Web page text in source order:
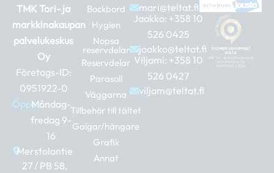
TMK Tori- ja
markkinakaupan
palvelukeskus
Oy
Företags-ID:
0951922-0
Öppet:Måndag-
fredag 9-
16
Merstolantie
27 / PB 58,
Bockbord
Hygien
Nopsa
reservdelar
Reservdelar
Parasoll
Väggarna
Tillbehör till tältet
Galgar/hängare
Grafik
Annat
mari@teltat.fi
Jaakko: +358 10
526 0425
jaakko@teltat.fi
Viljami: +358 10
526 0427
viljam@teltat.fi